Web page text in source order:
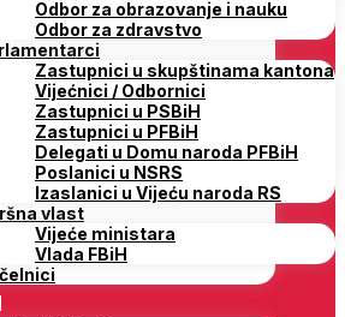
Odbor za obrazovanje i nauku
Odbor za zdravstvo
Zastupnici u skupštinama kantona
Vijećnici / Odbornici
Zastupnici u PSBiH
Zastupnici u PFBiH
Delegati u Domu naroda PFBiH
Poslanici u NSRS
Izaslanici u Vijeću naroda RS
vlast
Vijeće ministara
Vlada FBiH